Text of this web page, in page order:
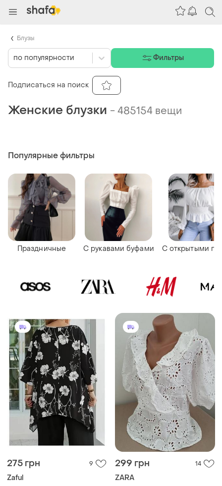
Женские блузки -485154 вещи
275 грн 9
Zaful
299 грн 14
ZARA
Популярные фильтры
Праздничные С рукавами буфами С открытыми
по популярности Фильтры
Подписаться на поиск
Блузы